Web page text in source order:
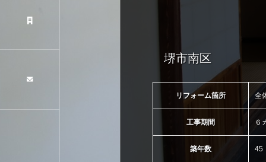
堺市南区
リフォーム箇所 全
工事期間 ６
築年数 45